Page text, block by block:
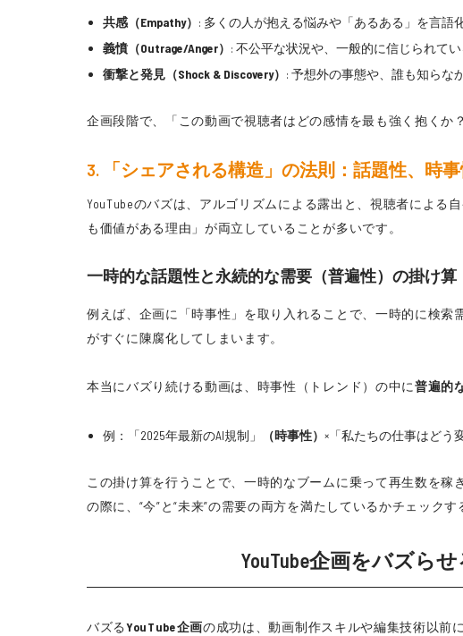
共感（Empathy） : 多くの人が抱える悩みや「あるある」を言語
義憤（Outrage/Anger） : 不公平な状況や、一般的に信じられて
衝撃と発見（Shock & Discovery） : 予想外の事態や、誰も知らな
企画段階で、「この動画で視聴者はどの感情を最も強く抱くか
3. 「シェアされる構造」の法則：話題性、時
YouTubeのバズは、アルゴリズムによる露出と、視聴者によ
も価値がある理由」が両立していることが多いです。
一時的な話題性と永続的な需要（普遍性）の掛け算
例えば、企画に「時事性」を取り入れることで、一時的に検
がすぐに陳腐化してしまいます。
本当にバズり続ける動画は、時事性（トレンド）の中に普遍的
例：「2025年最新のAI規制」 （時事性） ×「私たちの仕事はどう
この掛け算を行うことで、一時的なブームに乗って再生数を
の際に、“今”と“未来”の需要の両方を満たしているかチェックす
YouTube企画をバズら
バズるYouTube企画の成功は、動画制作スキルや編集技術以前